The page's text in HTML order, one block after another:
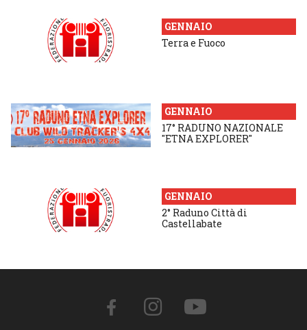
GENNAIO
Terra e Fuoco
GENNAIO
17° RADUNO NAZIONALE
"ETNA EXPLORER"
GENNAIO
2° Raduno Città di
Castellabate